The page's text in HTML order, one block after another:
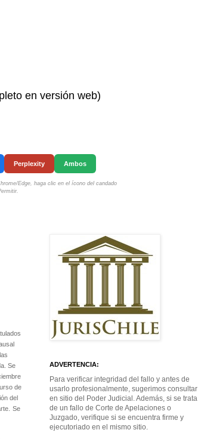
en versión web)
Perplexity Ambos
Edge, haga clic en el ícono del candado
.
Se
de
del
Se
ADVERTENCIA:
Para verificar integridad del fallo y antes de
usarlo profesionalmente, sugerimos consultar
en sitio del Poder Judicial. Además, si se trata
de un fallo de Corte de Apelaciones o
Juzgado, verifique si se encuentra firme y
ejecutoriado en el mismo sitio.